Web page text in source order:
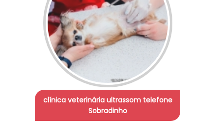
clínica veterinária ultrassom telefone
Sobradinho